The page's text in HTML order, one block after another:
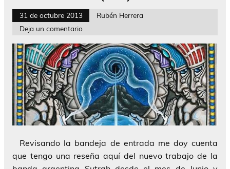
31 de octubre 2013
Rubén Herrera
Deja un comentario
Revisando la bandeja de entrada me doy cuenta
que tengo una reseña aquí del nuevo trabajo de la